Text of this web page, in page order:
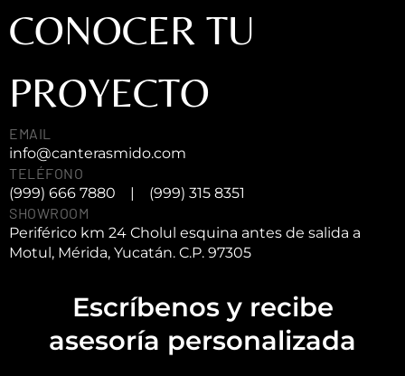
CONOCER TU
PROYECTO
EMAIL
info@canterasmido.com
TELÉFONO
(999) 666 7880
|
(999) 315 8351
SHOWROOM
Periférico km 24 Cholul esquina antes de salida a
Motul, Mérida, Yucatán. C.P. 97305
Escríbenos y recibe
asesoría personalizada